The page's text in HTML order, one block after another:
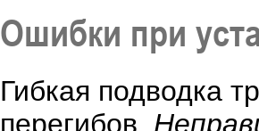
Ошибки при
Гибкая подводка
перегибов.